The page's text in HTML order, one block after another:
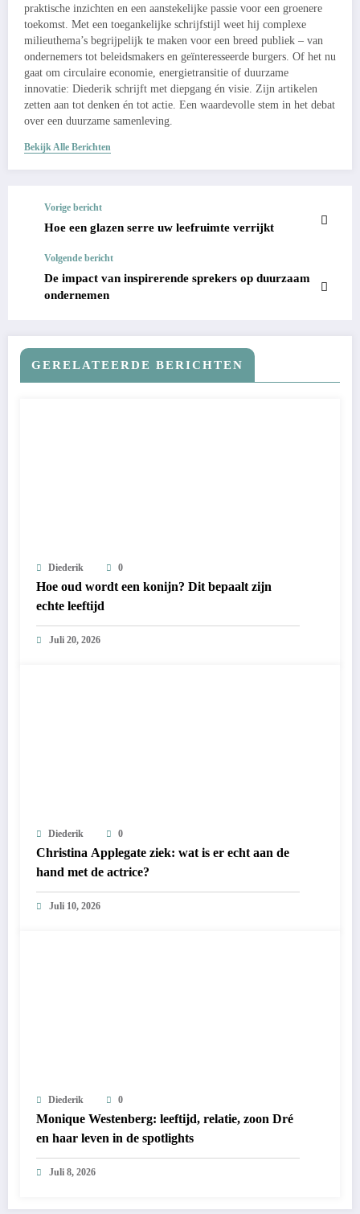
praktische inzichten en een aanstekelijke passie voor een groenere
toekomst. Met een toegankelijke schrijfstijl weet hij complexe
milieuthema’s begrijpelijk te maken voor een breed publiek – van
ondernemers tot beleidsmakers en geïnteresseerde burgers. Of het nu
gaat om circulaire economie, energietransitie of duurzame
innovatie: Diederik schrijft met diepgang én visie. Zijn artikelen
zetten aan tot denken én tot actie. Een waardevolle stem in het debat
over een duurzame samenleving.
Bekijk Alle Berichten
Vorige bericht
Hoe een glazen serre uw leefruimte verrijkt
Volgende bericht
De impact van inspirerende sprekers op duurzaam
ondernemen
GERELATEERDE BERICHTEN
Diederik 0
Hoe oud wordt een konijn? Dit bepaalt zijn
echte leeftijd
Juli 20, 2026
Diederik 0
Christina Applegate ziek: wat is er echt aan de
hand met de actrice?
Juli 10, 2026
Diederik 0
Monique Westenberg: leeftijd, relatie, zoon Dré
en haar leven in de spotlights
Juli 8, 2026